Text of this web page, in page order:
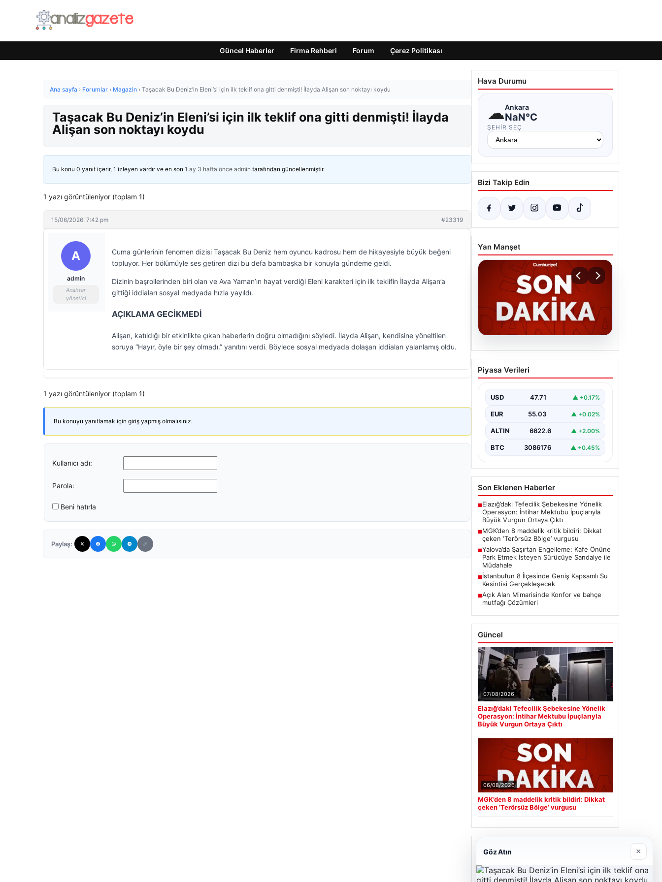
Güncel Haberler Firma Rehberi Forum Çerez Politikası
Ana sayfa › Forumlar › Magazin › Taşacak Bu Deniz’in Eleni’si için ilk teklif ona gitti denmişti! İlayda Alişan son noktayı koydu
Taşacak Bu Deniz’in Eleni’si için ilk teklif ona gitti denmişti! İlayda
Alişan son noktayı koydu
Bu konu 0 yanıt içerir, 1 izleyen vardır ve en son 1 ay 3 hafta önce admin tarafından güncellenmiştir.
1 yazı görüntüleniyor (toplam 1)
15/06/2026: 7:42 pm #23319
A
admin
Anahtar
yönetici
Cuma günlerinin fenomen dizisi Taşacak Bu Deniz hem oyuncu kadrosu hem de hikayesiyle büyük beğeni
topluyor. Her bölümüyle ses getiren dizi bu defa bambaşka bir konuyla gündeme geldi.
Dizinin başrollerinden biri olan ve Ava Yaman’ın hayat verdiği Eleni karakteri için ilk teklifin İlayda Alişan’a
gittiği iddiaları sosyal medyada hızla yayıldı.
AÇIKLAMA GECİKMEDİ
Alişan, katıldığı bir etkinlikte çıkan haberlerin doğru olmadığını söyledi. İlayda Alişan, kendisine yöneltilen
soruya “Hayır, öyle bir şey olmadı.” yanıtını verdi. Böylece sosyal medyada dolaşan iddiaları yalanlamış oldu.
1 yazı görüntüleniyor (toplam 1)
Bu konuyu yanıtlamak için giriş yapmış olmalısınız.
Kullanıcı adı:
Parola:
Beni hatırla
Paylaş:
Hava Durumu
☁Ankara
NaN°C
ŞEHIR SEÇ
Bizi Takip Edin
Yan Manşet
06.08.2026
MGK’den 8 maddelik kritik
bildiri: Dikkat çeken
Piyasa Verileri
USD 47.71 ▲ +0.17%
EUR 55.03 ▲ +0.02%
ALTIN 6622.6 ▲ +2.00%
BTC 3086176 ▲ +0.45%
Son Eklenen Haberler
■Elazığ’daki Tefecilik Şebekesine Yönelik
Operasyon: İntihar Mektubu İpuçlarıyla
Büyük Vurgun Ortaya Çıktı
■MGK’den 8 maddelik kritik bildiri: Dikkat
çeken ‘Terörsüz Bölge’ vurgusu
■Yalova’da Şaşırtan Engelleme: Kafe Önüne
Park Etmek İsteyen Sürücüye Sandalye ile
Müdahale
■İstanbul’un 8 İlçesinde Geniş Kapsamlı Su
Kesintisi Gerçekleşecek
■Açık Alan Mimarisinde Konfor ve bahçe
mutfağı Çözümleri
Güncel
07/08/2026
Elazığ’daki Tefecilik Şebekesine Yönelik
Operasyon: İntihar Mektubu İpuçlarıyla
Büyük Vurgun Ortaya Çıktı
06/08/2026
MGK’den 8 maddelik kritik bildiri: Dikkat
çeken ‘Terörsüz Bölge’ vurgusu
Son Eklenen Firmalar
Cengiz Sigorta
Göz Atın ×